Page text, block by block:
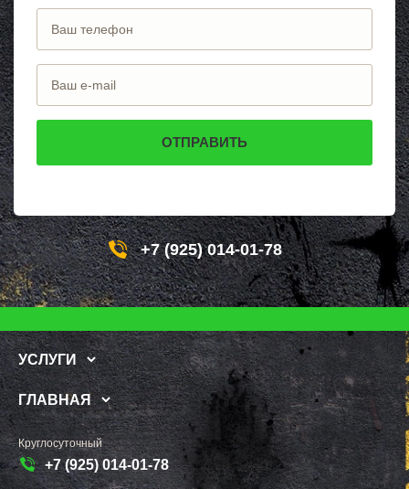
+7 (925) 014-01-78
УСЛУГИ
ГЛАВНАЯ
Круглосуточный
+7 (925) 014-01-78